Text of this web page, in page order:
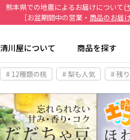
熊本県での地震によるお届けについて(
［お盆期間中の営業・ 商品のお届
清川屋について 商品を探す
# 12種類の桃 # 梨も人気 # 残